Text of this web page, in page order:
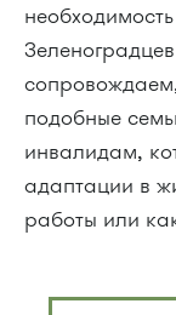
подобные
инвалидам,
адаптации в
работы или